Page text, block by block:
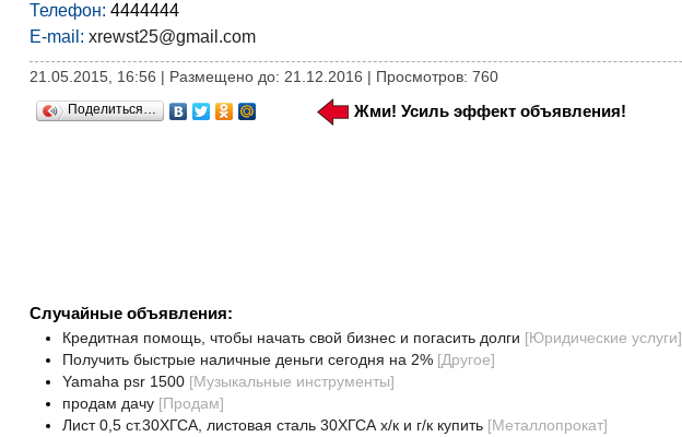
Телефон: 4444444
E-mail: xrewst25@gmail.com
21.05.2015, 16:56 | Размещено до: 21.12.2016 | Просмотров: 760
Поделиться… Жми! Усиль эффект объявления!
Случайные объявления:
Кредитная помощь, чтобы начать свой бизнес и погасить долги [Юридические услуги]
Получить быстрые наличные деньги сегодня на 2% [Другое]
Yamaha psr 1500 [Музыкальные инструменты]
продам дачу [Продам]
Лист 0,5 ст.30ХГСА, листовая сталь 30ХГСА х/к и г/к купить [Металлопрокат]